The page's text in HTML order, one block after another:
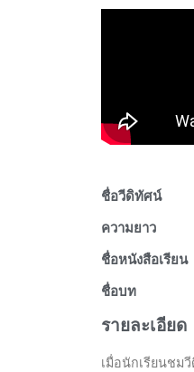
ชื่อวีดิทัศน์
ความยาว
ชื่อหนังสือเรียน
ชื่อบท
รายละเอียด
เมื่อนักเรียนชม